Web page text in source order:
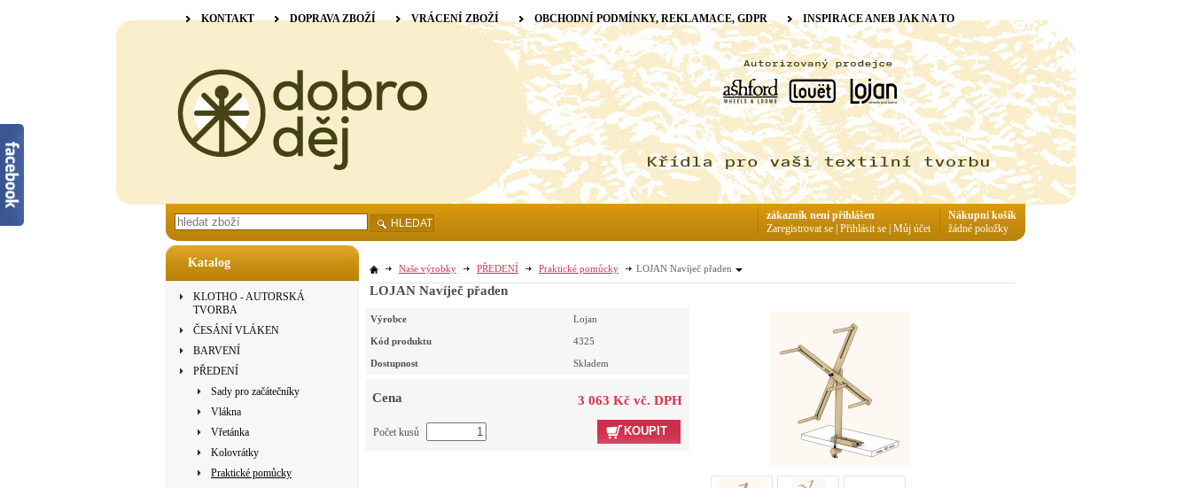
Katalog
KLOTHO - AUTORSKÁ
TVORBA
ČESÁNÍ VLÁKEN
BARVENÍ
PŘEDENÍ
Sady pro začátečníky
Vlákna
Vřetánka
Kolovrátky
Praktické pomůcky
Naše výrobky PŘEDENÍ Praktické pomůcky LOJAN Navíječ přaden
LOJAN Navíječ přaden
Výrobce Lojan
Kód produktu 4325
Dostupnost Skladem
Cena 3 063 Kč vč. DPH
KOUPIT
Počet kusů
KONTAKT DOPRAVA ZBOŽÍ VRÁCENÍ ZBOŽÍ OBCHODNÍ PODMÍNKY, REKLAMACE, GDPR INSPIRACE ANEB JAK NA TO
HLEDAT
Nákupní košík
žádné položky
zákazník není přihlášen
Zaregistrovat se Přihlásit se Můj účet